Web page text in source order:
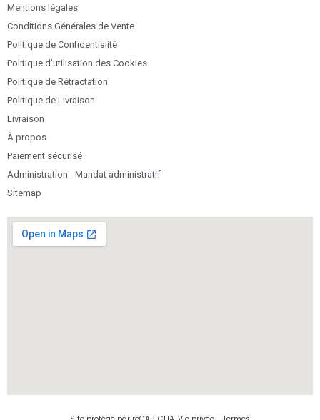
Mentions légales
Conditions Générales de Vente
Politique de Confidentialité
Politique d’utilisation des Cookies
Politique de Rétractation
Politique de Livraison
Livraison
À propos
Paiement sécurisé
Administration - Mandat administratif
Sitemap